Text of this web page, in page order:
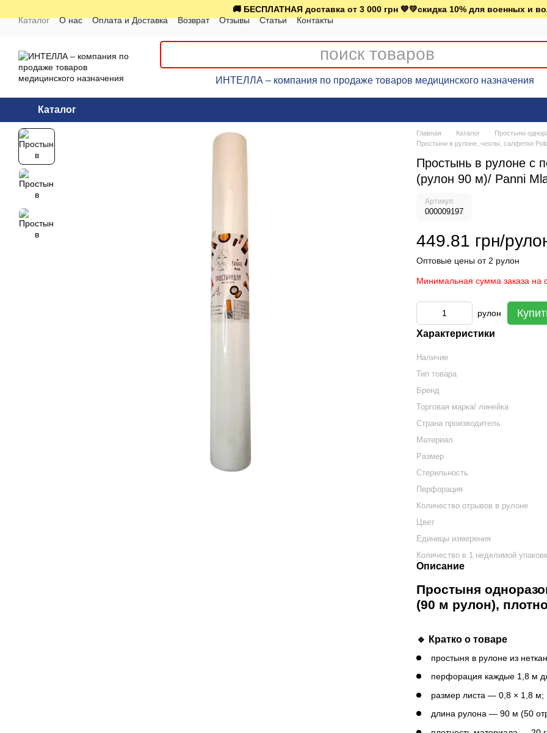
🚚 БЕСПЛАТНАЯ доставка от 3 000 грн 💙💛скидка 10% для военных и
Каталог
О нас Оплата и Доставка Возврат Отзывы Статьи Контакты
ИНТЕЛЛА – компания по продаже товаров медицинского назначения
Каталог
Главная Каталог Простыни
Простыни в рулоне, чехлы, салфетки
Простынь в рулоне с
(рулон 90 м)/ Panni
Артикул
000009197
449.81 грн/
Оптовые цены от 2 рулон
Минимальная сумма заказа на
рулон
Характеристики
Наличие
Тип товара
Бренд
Торговая марка/ линейка
Страна производитель
Материал
Размер
Стерильность
Перфорация
Количество отрывов в рулоне
Цвет
Единицы измерения
Количество в 1 неделимой
Описание
Простыня
(90 м рулон),
🔹 Кратко о товаре
простыня в рулоне из
перфорация каждые 1,8 м
размер листа — 0,8 × 1,8 м;
длина рулона — 90 м (50